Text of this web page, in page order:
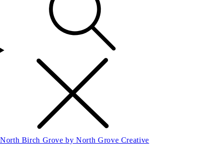
North Birch Grove by North Grove Creative